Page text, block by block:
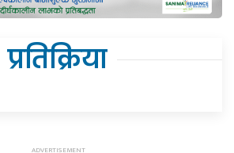
प्रतिक्रिया